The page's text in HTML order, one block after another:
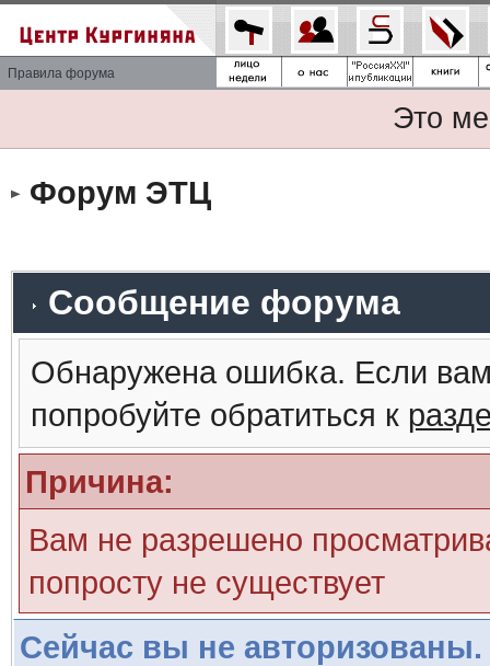
Правила форума
Это
Форум ЭТЦ
Сообщение форума
Обнаружена ошибка. Если
попробуйте обратиться к
Причина:
Вам не разрешено
попросту не существует
Сейчас вы не авторизованы.